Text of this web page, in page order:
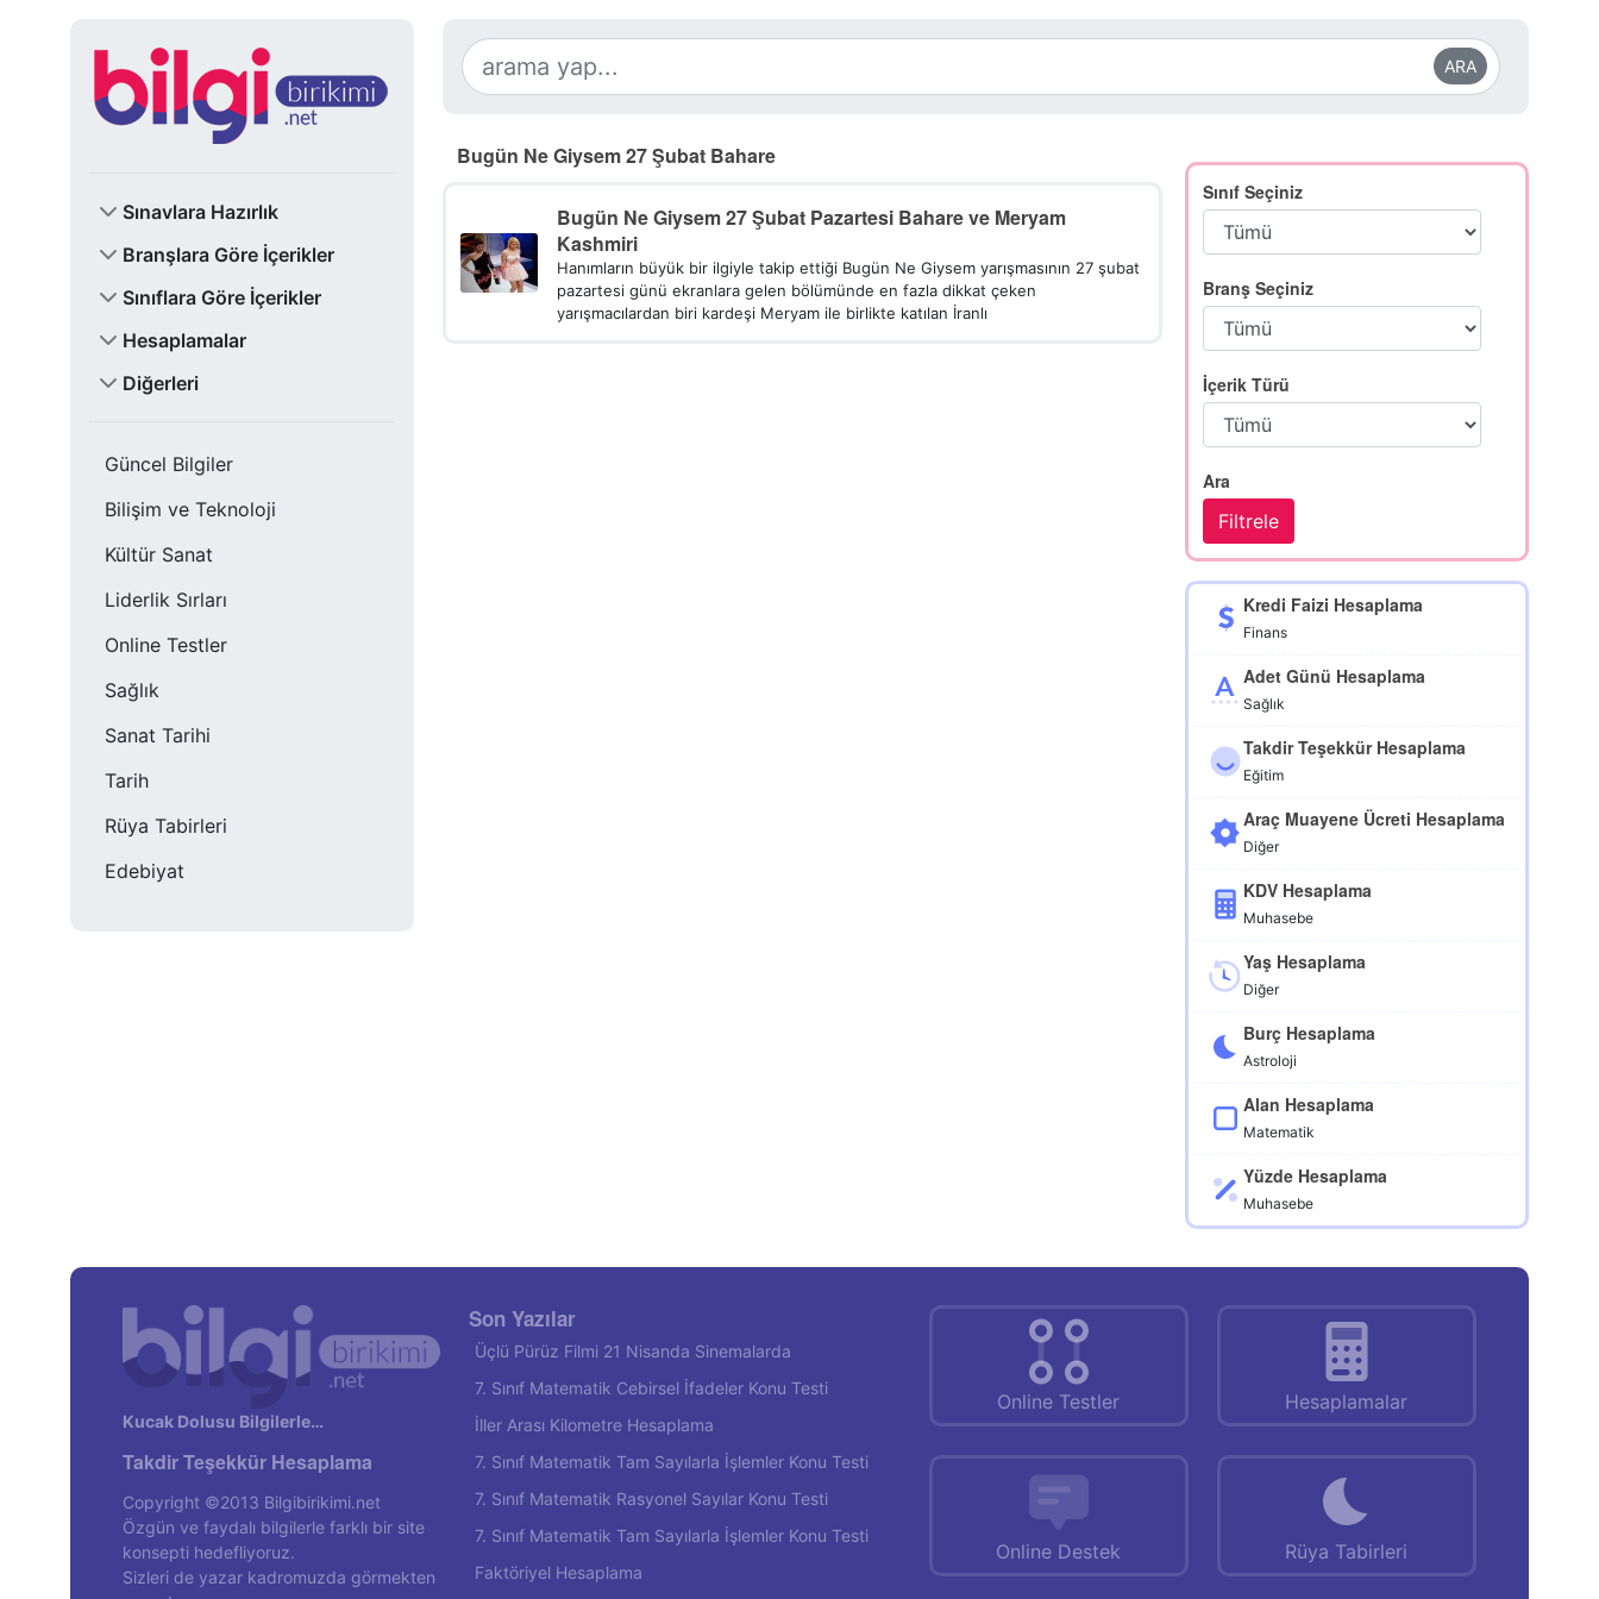
Sınavlara Hazırlık
Branşlara Göre İçerikler
Sınıflara Göre İçerikler
Hesaplamalar
Diğerleri
Güncel Bilgiler
Bilişim ve Teknoloji
Kültür Sanat
Liderlik Sırları
Online Testler
Sağlık
Sanat Tarihi
Tarih
Rüya Tabirleri
Edebiyat
ARA
Bugün Ne Giysem 27 Şubat Bahare
Bugün Ne Giysem 27 Şubat Pazartesi Bahare ve Meryam
Kashmiri
Hanımların büyük bir ilgiyle takip ettiği Bugün Ne Giysem yarışmasının 27 şubat
pazartesi günü ekranlara gelen bölümünde en fazla dikkat çeken
yarışmacılardan biri kardeşi Meryam ile birlikte katılan İranlı
Sınıf Seçiniz
Branş Seçiniz
İçerik Türü
Ara
Kredi Faizi Hesaplama
Finans
Adet Günü Hesaplama
Sağlık
Takdir Teşekkür Hesaplama
Eğitim
Araç Muayene Ücreti Hesaplama
Diğer
KDV Hesaplama
Muhasebe
Yaş Hesaplama
Diğer
Burç Hesaplama
Astroloji
Alan Hesaplama
Matematik
Yüzde Hesaplama
Muhasebe
Kucak Dolusu Bilgilerle…
Takdir Teşekkür Hesaplama
Copyright ©2013 Bilgibirikimi.net
Özgün ve faydalı bilgilerle farklı bir site
konsepti hedefliyoruz.
Sizleri de yazar kadromuzda görmekten
Son Yazılar
Üçlü Pürüz Filmi 21 Nisanda Sinemalarda
7. Sınıf Matematik Cebirsel İfadeler Konu Testi
İller Arası Kilometre Hesaplama
7. Sınıf Matematik Tam Sayılarla İşlemler Konu Testi
7. Sınıf Matematik Rasyonel Sayılar Konu Testi
7. Sınıf Matematik Tam Sayılarla İşlemler Konu Testi
Faktöriyel Hesaplama
Online Testler Hesaplamalar
Online Destek Rüya Tabirleri